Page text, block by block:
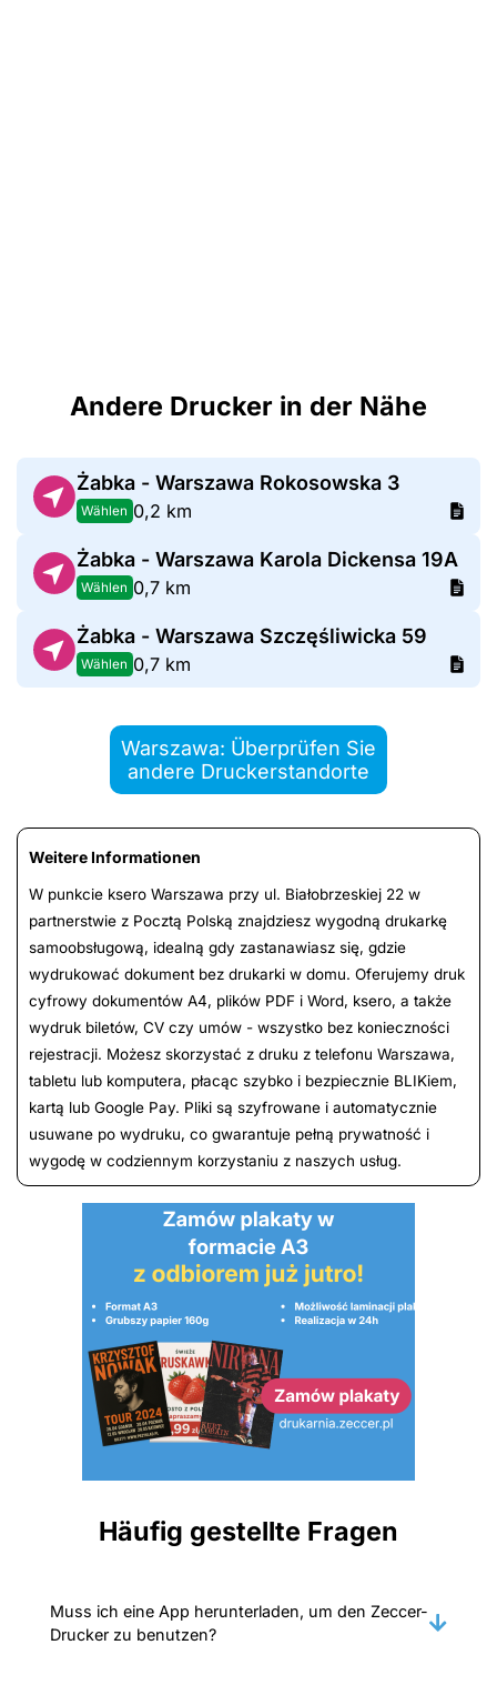
Andere Drucker in der Nähe
Żabka - Warszawa Rokosowska 3
Wählen 0,2 km
Żabka - Warszawa Karola Dickensa 19A
Wählen 0,7 km
Żabka - Warszawa Szczęśliwicka 59
Wählen 0,7 km
Warszawa: Überprüfen Sie
andere Druckerstandorte
Weitere Informationen
W punkcie ksero Warszawa przy ul. Białobrzeskiej 22 w
partnerstwie z Pocztą Polską znajdziesz wygodną drukarkę
samoobsługową, idealną gdy zastanawiasz się, gdzie
wydrukować dokument bez drukarki w domu. Oferujemy druk
cyfrowy dokumentów A4, plików PDF i Word, ksero, a także
wydruk biletów, CV czy umów - wszystko bez konieczności
rejestracji. Możesz skorzystać z druku z telefonu Warszawa,
tabletu lub komputera, płacąc szybko i bezpiecznie BLIKiem,
kartą lub Google Pay. Pliki są szyfrowane i automatycznie
usuwane po wydruku, co gwarantuje pełną prywatność i
wygodę w codziennym korzystaniu z naszych usług.
Häufig gestellte Fragen
Muss ich eine App herunterladen, um den Zeccer-
Drucker zu benutzen?